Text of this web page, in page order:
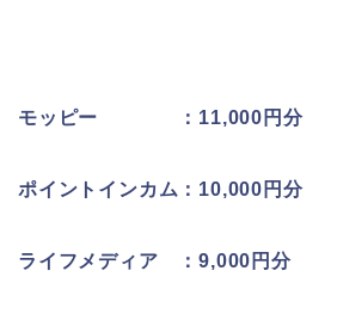
モッピー ：11,000円分
ポイントインカム：10,000円分
ライフメディア ：9,000円分